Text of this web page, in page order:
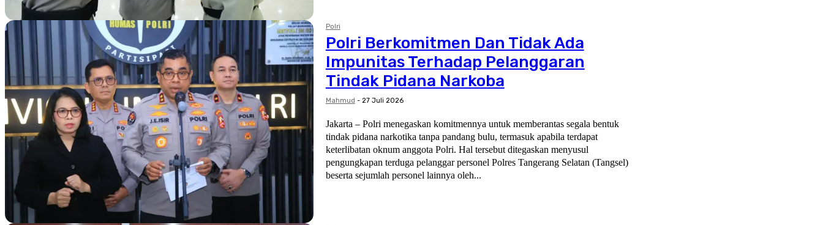
Polri
Polri Berkomitmen Dan Tidak Ada
Impunitas Terhadap Pelanggaran
Tindak Pidana Narkoba
Mahmud - 27 Juli 2026
Jakarta – Polri menegaskan komitmennya untuk memberantas segala bentuk
tindak pidana narkotika tanpa pandang bulu, termasuk apabila terdapat
keterlibatan oknum anggota Polri. Hal tersebut ditegaskan menyusul
pengungkapan terduga pelanggar personel Polres Tangerang Selatan (Tangsel)
beserta sejumlah personel lainnya oleh...